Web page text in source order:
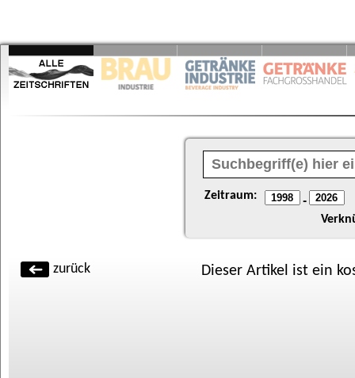
Zeitraum: -
zurück Dieser Artikel ist ein